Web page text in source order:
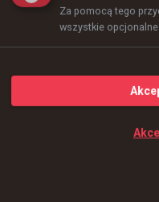
Za pomocą tego
wszystkie opcjonalne